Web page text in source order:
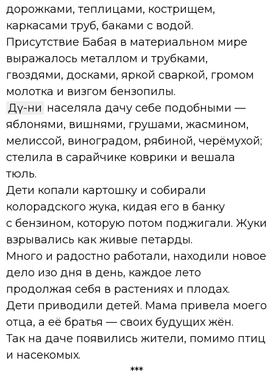
дорожками, теплицами, кострищем,
каркасами труб, баками с водой.
Присутствие Бабая в материальном мире
выражалось металлом и трубками,
гвоздями, досками, яркой сваркой, громом
молотка и визгом бензопилы.
Дәү-әни населяла дачу себе подобными —
яблонями, вишнями, грушами, жасмином,
мелиссой, виноградом, рябиной, черёмухой;
стелила в сарайчике коврики и вешала
тюль.
Дети копали картошку и собирали
колорадского жука, кидая его в банку
с бензином, которую потом поджигали. Жуки
взрывались как живые петарды.
Много и радостно работали, находили новое
дело изо дня в день, каждое лето
продолжая себя в растениях и плодах.
Дети приводили детей. Мама привела моего
отца, а её братья — своих будущих жён.
Так на даче появились жители, помимо птиц
и насекомых.
***